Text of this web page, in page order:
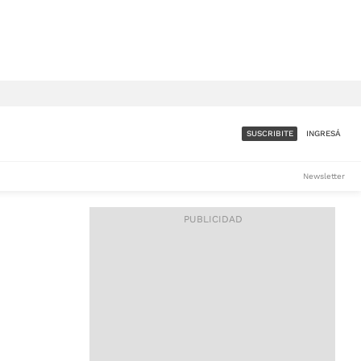
ACCESO FULL - $1.800/MES
SUSCRIBITE INGRESÁ
Newsletter